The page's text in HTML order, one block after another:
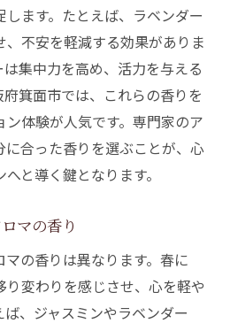
ます。たとえば、ラベンダー
、不安を軽減する効果がありま
集中力を高め、活力を与える
箕面市では、これらの香りを
体験が人気です。専門家のア
に合った香りを選ぶことが、心
と導く鍵となります。
マの香り
の香りは異なります。春に
変わりを感じさせ、心を軽や
、ジャスミンやラベンダー